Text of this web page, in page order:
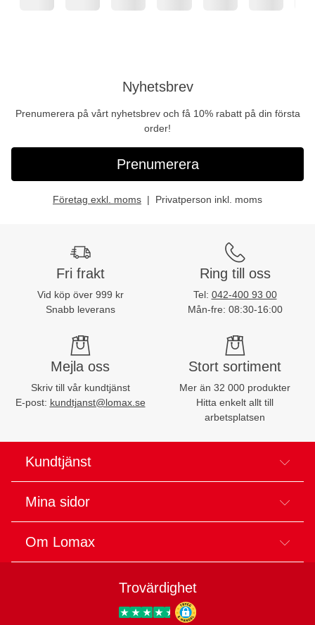
Nyhetsbrev
Prenumerera på vårt nyhetsbrev och få 10% rabatt på din första
order!
Prenumerera
Företag exkl. moms Privatperson inkl. moms
Fri frakt
Vid köp över 999 kr
Snabb leverans
Ring till oss
Tel: 042-400 93 00
Mån-fre: 08:30-16:00
Mejla oss
Skriv till vår kundtjänst
E-post: kundtjanst@lomax.se
Stort sortiment
Mer än 32 000 produkter
Hitta enkelt allt till
arbetsplatsen
Kundtjänst
Mina sidor
Om Lomax
Trovärdighet